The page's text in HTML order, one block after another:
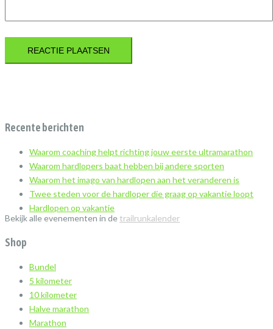
Recente berichten
Waarom coaching helpt richting jouw eerste ultramarathon
Waarom hardlopers baat hebben bij andere sporten
Waarom het imago van hardlopen aan het veranderen is
Twee steden voor de hardloper die graag op vakantie loopt
Hardlopen op vakantie
Bekijk alle evenementen in de trailrunkalender
Shop
Bundel
5 kilometer
10 kilometer
Halve marathon
Marathon